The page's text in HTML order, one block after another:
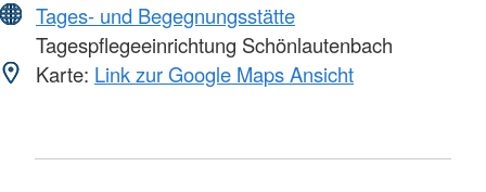
Tages- und Begegnungsstätte
Tagespflegeeinrichtung Schönlautenbach
Karte: Link zur Google Maps Ansicht